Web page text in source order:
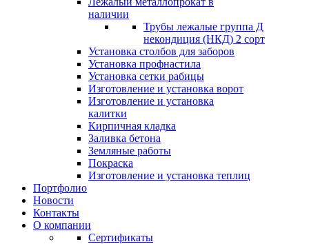
наличии
Трубы лежалые группа Д
некондиция (НКД) 2 сорт
Установка столбов для заборов
Установка профнастила
Установка сетки рабицы
Изготовление и установка ворот
Изготовление и установка
калитки
Кирпичная кладка
Заливка бетона
Земляные работы
Покраска
Изготовление и установка теплиц
Портфолио
Новости
Контакты
О компании
Сертификаты